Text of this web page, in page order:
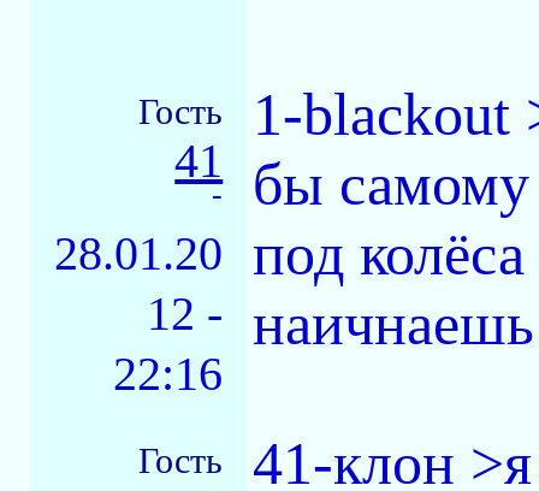
Гость
41
-
28.01.20
12 -
22:16
1-blackout
бы самому
под
Гость
41-клон